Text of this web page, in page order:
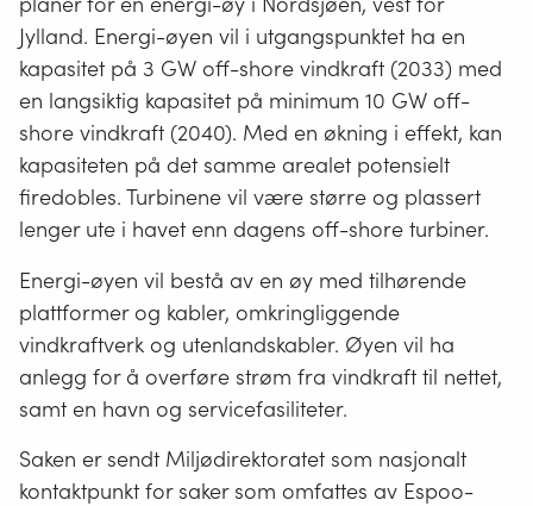
Jylland. Energi-øyen vil i utgangspunktet ha en
kapasitet på 3 GW off-shore vindkraft (2033) med
en langsiktig kapasitet på minimum 10 GW off-
shore vindkraft (2040). Med en økning i effekt, kan
kapasiteten på det samme arealet potensielt
firedobles. Turbinene vil være større og plassert
lenger ute i havet enn dagens off-shore turbiner.
Energi-øyen vil bestå av en øy med tilhørende
plattformer og kabler, omkringliggende
vindkraftverk og utenlandskabler. Øyen vil ha
anlegg for å overføre strøm fra vindkraft til nettet,
samt en havn og servicefasiliteter.
Saken er sendt Miljødirektoratet som nasjonalt
kontaktpunkt for saker som omfattes av Espoo-